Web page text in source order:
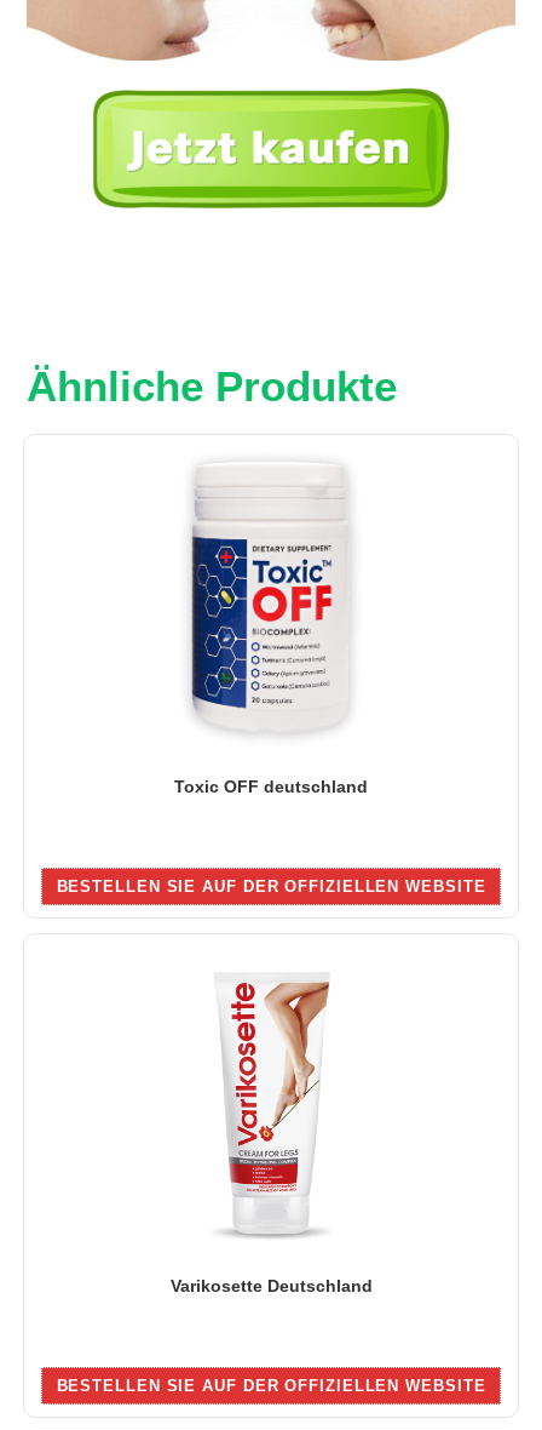
Ähnliche Produkte
Toxic OFF deutschland
BESTELLEN SIE AUF DER OFFIZIELLEN WEBSITE
Varikosette Deutschland
BESTELLEN SIE AUF DER OFFIZIELLEN WEBSITE